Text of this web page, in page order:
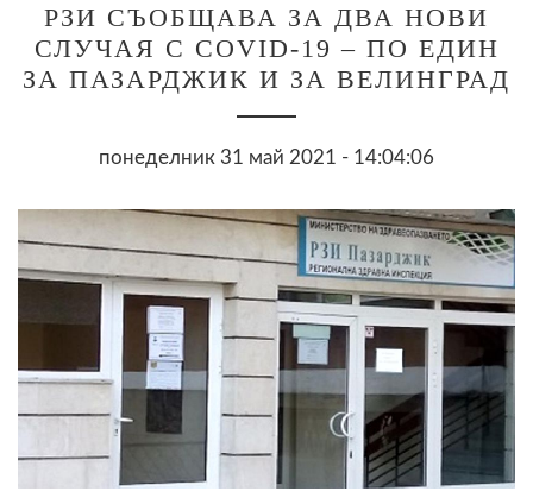
РЗИ СЪОБЩАВА ЗА ДВА НОВИ
СЛУЧАЯ С COVID-19 – ПО ЕДИН
ЗА ПАЗАРДЖИК И ЗА ВЕЛИНГРАД
понеделник 31 май 2021 - 14:04:06